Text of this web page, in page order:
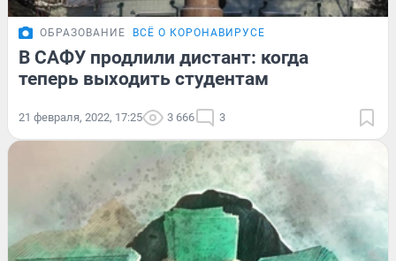
ОБРАЗОВАНИЕ ВСЁ О КОРОНАВИРУСЕ
В САФУ продлили дистант: когда
теперь выходить студентам
21 февраля, 2022, 17:25 3 666 3